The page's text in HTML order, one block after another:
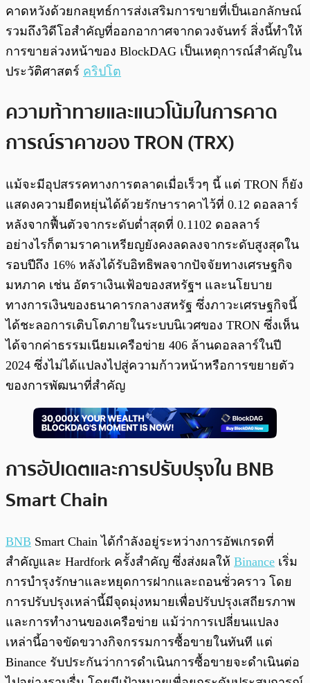
คาดหวังด้วยกลยุทธ์การส่งเสริมการขายที่เป็นเอกลักษณ์
รวมถึงวิดีโอสำคัญที่ออกอากาศจากดวงจันทร์ สิ่งนี้ทำให้
การขายล่วงหน้าของ BlockDAG เป็นเหตุการณ์สำคัญใน
ประวัติศาสตร์ คริปโต
ความท้าทายและแนวโน้มในการคาด
การณ์ราคาของ TRON (TRX)
แม้จะมีอุปสรรคทางการตลาดเมื่อเร็วๆ นี้ แต่ TRON ก็ยัง
แสดงความยืดหยุ่นได้ด้วยรักษาราคาไว้ที่ 0.12 ดอลลาร์
หลังจากฟื้นตัวจากระดับต่ำสุดที่ 0.1102 ดอลลาร์
อย่างไรก็ตามราคาเหรียญยังคงลดลงจากระดับสูงสุดใน
รอบปีถึง 16% หลังได้รับอิทธิพลจากปัจจัยทางเศรษฐกิจ
มหภาค เช่น อัตราเงินเฟ้อของสหรัฐฯ และนโยบาย
ทางการเงินของธนาคารกลางสหรัฐ ซึ่งภาวะเศรษฐกิจนี้
ได้ชะลอการเติบโตภายในระบบนิเวศของ TRON ซึ่งเห็น
ได้จากค่าธรรมเนียมเครือข่าย 406 ล้านดอลลาร์ในปี
2024 ซึ่งไม่ได้แปลงไปสู่ความก้าวหน้าหรือการขยายตัว
ของการพัฒนาที่สำคัญ
การอัปเดตและการปรับปรุงใน BNB
Smart Chain
BNB Smart Chain ได้กำลังอยู่ระหว่างการอัพเกรดที่
สำคัญและ Hardfork ครั้งสำคัญ ซึ่งส่งผลให้ Binance เริ่ม
การบำรุงรักษาและหยุดการฝากและถอนชั่วคราว โดย
การปรับปรุงเหล่านี้มีจุดมุ่งหมายเพื่อปรับปรุงเสถียรภาพ
และการทำงานของเครือข่าย แม้ว่าการเปลี่ยนแปลง
เหล่านี้อาจขัดขวางกิจกรรมการซื้อขายในทันที แต่
Binance รับประกันว่าการดำเนินการซื้อขายจะดำเนินต่อ